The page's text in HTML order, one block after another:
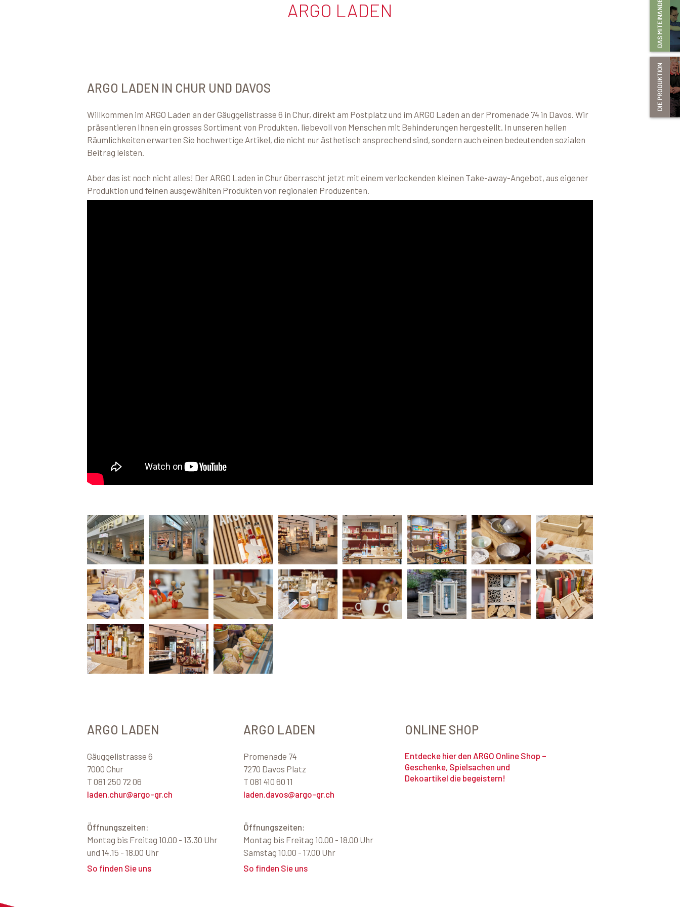
ARGO LADEN
ARGO LADEN IN CHUR UND DAVOS
Willkommen im ARGO Laden an der Gäuggelistrasse 6 in Chur, direkt am Postplatz und im ARGO Laden an der Promenade 74 in Davos. Wir
präsentieren Ihnen ein grosses Sortiment von Produkten, liebevoll von Menschen mit Behinderungen hergestellt. In unseren hellen
Räumlichkeiten erwarten Sie hochwertige Artikel, die nicht nur ästhetisch ansprechend sind, sondern auch einen bedeutenden sozialen
Beitrag leisten.
Aber das ist noch nicht alles! Der ARGO Laden in Chur überrascht jetzt mit einem verlockenden kleinen Take-away-Angebot, aus eigener
Produktion und feinen ausgewählten Produkten von regionalen Produzenten.
ARGO LADEN
Gäuggelistrasse 6
7000 Chur
T 081 250 72 06
laden.chur@argo-gr.ch
Öffnungszeiten:
Montag bis Freitag 10.00 - 13.30 Uhr
und 14.15 - 18.00 Uhr
So finden Sie uns
ARGO LADEN
Promenade 74
7270 Davos Platz
T 081 410 60 11
laden.davos@argo-gr.ch
Öffnungszeiten:
Montag bis Freitag 10.00 - 18.00 Uhr
Samstag 10.00 - 17.00 Uhr
So finden Sie uns
ONLINE SHOP
Entdecke hier den ARGO Online Shop –
Geschenke, Spielsachen und
Dekoartikel die begeistern!